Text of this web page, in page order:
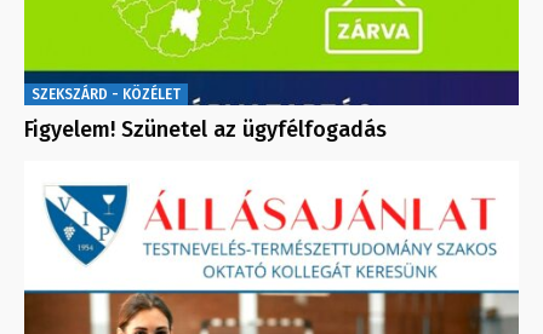
SZEKSZÁRD - KÖZÉLET
Figyelem! Szünetel az ügyfélfogadás